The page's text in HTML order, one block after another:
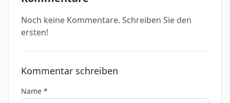
Noch keine Kommentare. Schreiben Sie den
ersten!
Kommentar schreiben
Name *